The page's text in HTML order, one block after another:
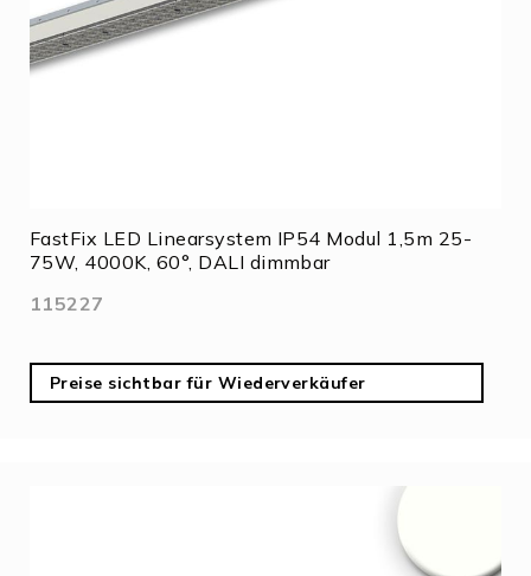
FastFix LED Linearsystem IP54 Modul 1,5m 25-
75W, 4000K, 60°, DALI dimmbar
115227
Preise sichtbar für Wiederverkäufer